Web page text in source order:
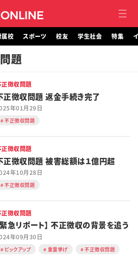
属校 スポーツ 校友 学生社会 特集
題
正徴収問題
正徴収問題 返金手続き完了
年01月29日
不正徴収問題
正徴収問題
正徴収問題 被害総額は１億円超
年10月28日
不正徴収問題
正徴収問題
緊急リポート】 不正徴収の背景を追う
年09月30日
ピックアップ 重量挙げ 不正徴収問題